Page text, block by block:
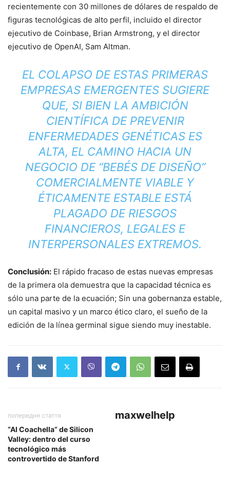
recientemente con 30 millones de dólares de respaldo de
figuras tecnológicas de alto perfil, incluido el director
ejecutivo de Coinbase, Brian Armstrong, y el director
ejecutivo de OpenAI, Sam Altman.
EL COLAPSO DE ESTAS PRIMERAS
EMPRESAS EMERGENTES SUGIERE
QUE, SI BIEN LA AMBICIÓN
CIENTÍFICA DE PREVENIR
ENFERMEDADES GENÉTICAS ES
ALTA, EL CAMINO HACIA UN
NEGOCIO DE “BEBÉS DE DISEÑO”
COMERCIALMENTE VIABLE Y
ÉTICAMENTE ESTABLE ESTÁ
PLAGADO DE RIESGOS
FINANCIEROS, LEGALES E
INTERPERSONALES EXTREMOS.
Conclusión: El rápido fracaso de estas nuevas empresas
de la primera ola demuestra que la capacidad técnica es
sólo una parte de la ecuación; Sin una gobernanza estable,
un capital masivo y un marco ético claro, el sueño de la
edición de la línea germinal sigue siendo muy inestable.
попередня стаття
“AI Coachella” de Silicon
Valley: dentro del curso
tecnológico más
controvertido de Stanford
maxwelhelp